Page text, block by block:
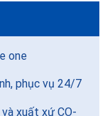
one
phục vụ 24/7
xuất xứ CO-